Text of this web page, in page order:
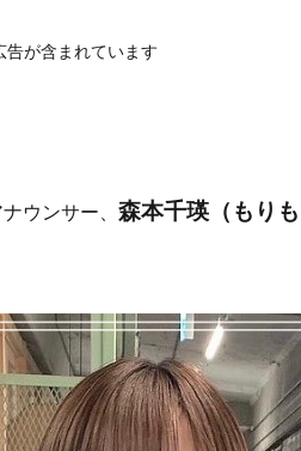
告が含まれています
ウンサー、 森本千瑛（もり